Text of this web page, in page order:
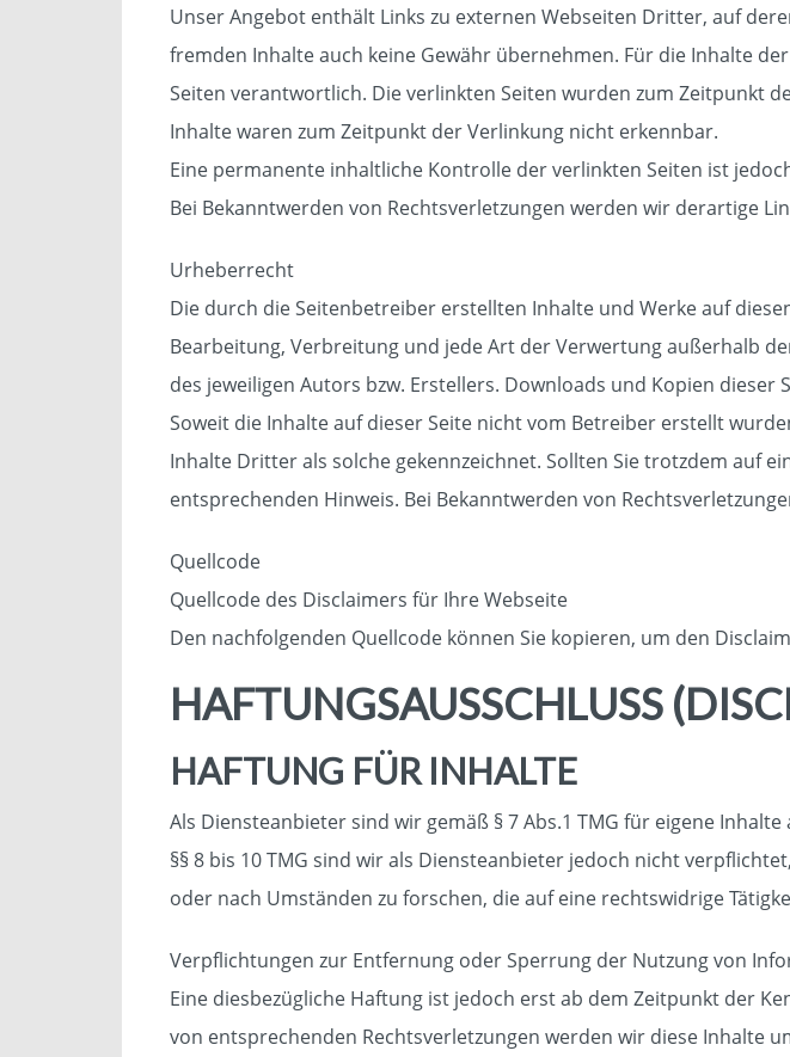
Unser Angebot enthält Links zu externen Webseiten Dritter, auf
fremden Inhalte auch keine Gewähr übernehmen. Für die Inhalte
Seiten verantwortlich. Die verlinkten Seiten wurden zum Zeitpunkt
Inhalte waren zum Zeitpunkt der Verlinkung nicht erkennbar.
Eine permanente inhaltliche Kontrolle der verlinkten Seiten ist
Bei Bekanntwerden von Rechtsverletzungen werden wir derartige
Urheberrecht
Die durch die Seitenbetreiber erstellten Inhalte und Werke auf
Bearbeitung, Verbreitung und jede Art der Verwertung außerhalb
des jeweiligen Autors bzw. Erstellers. Downloads und Kopien
Soweit die Inhalte auf dieser Seite nicht vom Betreiber erstellt
Inhalte Dritter als solche gekennzeichnet. Sollten Sie trotzdem auf
entsprechenden Hinweis. Bei Bekanntwerden von
Quellcode
Quellcode des Disclaimers für Ihre Webseite
Den nachfolgenden Quellcode können Sie kopieren, um den
HAFTUNGSAUSSCHLUSS
HAFTUNG FÜR INHALTE
Als Diensteanbieter sind wir gemäß § 7 Abs.1 TMG für eigene
§§ 8 bis 10 TMG sind wir als Diensteanbieter jedoch nicht
oder nach Umständen zu forschen, die auf eine rechtswidrige
Verpflichtungen zur Entfernung oder Sperrung der Nutzung von
Eine diesbezügliche Haftung ist jedoch erst ab dem Zeitpunkt der
von entsprechenden Rechtsverletzungen werden wir diese Inhalte